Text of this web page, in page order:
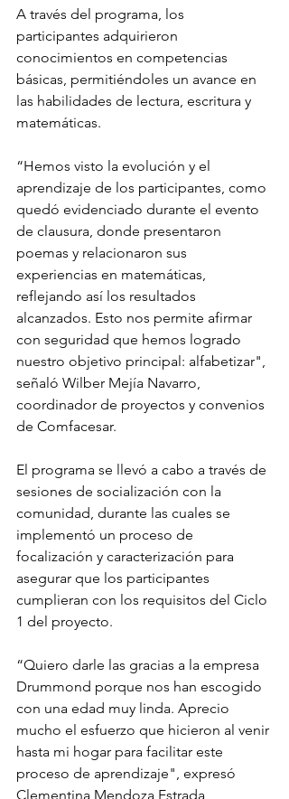
A través del programa, los
participantes adquirieron
conocimientos en competencias
básicas, permitiéndoles un avance en
las habilidades de lectura, escritura y
matemáticas.
“Hemos visto la evolución y el
aprendizaje de los participantes, como
quedó evidenciado durante el evento
de clausura, donde presentaron
poemas y relacionaron sus
experiencias en matemáticas,
reflejando así los resultados
alcanzados. Esto nos permite afirmar
con seguridad que hemos logrado
nuestro objetivo principal: alfabetizar",
señaló Wilber Mejía Navarro,
coordinador de proyectos y convenios
de Comfacesar.
El programa se llevó a cabo a través de
sesiones de socialización con la
comunidad, durante las cuales se
implementó un proceso de
focalización y caracterización para
asegurar que los participantes
cumplieran con los requisitos del Ciclo
1 del proyecto.
“Quiero darle las gracias a la empresa
Drummond porque nos han escogido
con una edad muy linda. Aprecio
mucho el esfuerzo que hicieron al venir
hasta mi hogar para facilitar este
proceso de aprendizaje", expresó
Clementina Mendoza Estrada,